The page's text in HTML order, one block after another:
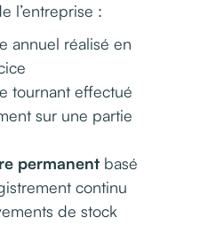
l’entreprise :
annuel réalisé en
tournant effectué
sur une partie
permanent basé
continu
de stock